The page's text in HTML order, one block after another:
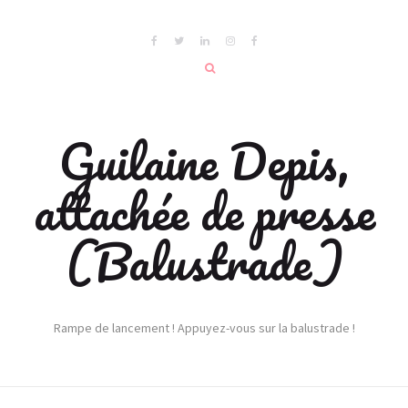
Guilaine Depis,
attachée de presse
(Balustrade)
Rampe de lancement ! Appuyez-vous sur la balustrade !